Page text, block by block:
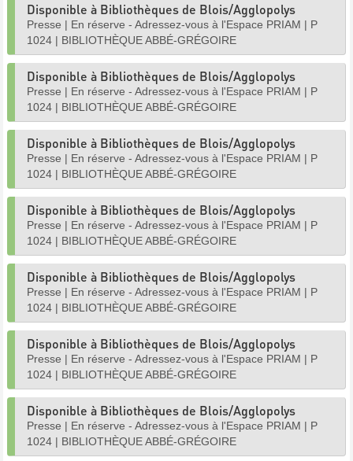
Disponible à Bibliothèques de Blois/Agglopolys
Presse | En réserve - Adressez-vous à l'Espace PRIAM | P
1024 | BIBLIOTHÈQUE ABBÉ-GRÉGOIRE
Disponible à Bibliothèques de Blois/Agglopolys
Presse | En réserve - Adressez-vous à l'Espace PRIAM | P
1024 | BIBLIOTHÈQUE ABBÉ-GRÉGOIRE
Disponible à Bibliothèques de Blois/Agglopolys
Presse | En réserve - Adressez-vous à l'Espace PRIAM | P
1024 | BIBLIOTHÈQUE ABBÉ-GRÉGOIRE
Disponible à Bibliothèques de Blois/Agglopolys
Presse | En réserve - Adressez-vous à l'Espace PRIAM | P
1024 | BIBLIOTHÈQUE ABBÉ-GRÉGOIRE
Disponible à Bibliothèques de Blois/Agglopolys
Presse | En réserve - Adressez-vous à l'Espace PRIAM | P
1024 | BIBLIOTHÈQUE ABBÉ-GRÉGOIRE
Disponible à Bibliothèques de Blois/Agglopolys
Presse | En réserve - Adressez-vous à l'Espace PRIAM | P
1024 | BIBLIOTHÈQUE ABBÉ-GRÉGOIRE
Disponible à Bibliothèques de Blois/Agglopolys
Presse | En réserve - Adressez-vous à l'Espace PRIAM | P
1024 | BIBLIOTHÈQUE ABBÉ-GRÉGOIRE